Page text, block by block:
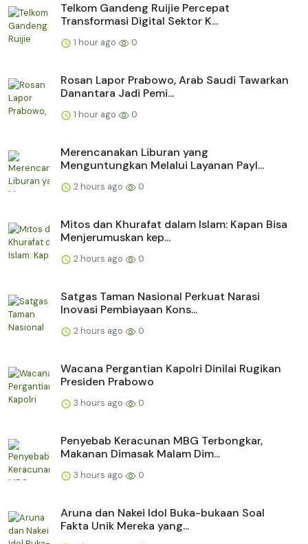
Telkom Gandeng Ruijie Percepat
Transformasi Digital Sektor K...
1 hour ago 0
Rosan Lapor Prabowo, Arab Saudi Tawarkan
Danantara Jadi Pemi...
1 hour ago 0
Merencanakan Liburan yang
Menguntungkan Melalui Layanan Payl...
2 hours ago 0
Mitos dan Khurafat dalam Islam: Kapan Bisa
Menjerumuskan kep...
2 hours ago 0
Satgas Taman Nasional Perkuat Narasi
Inovasi Pembiayaan Kons...
2 hours ago 0
Wacana Pergantian Kapolri Dinilai Rugikan
Presiden Prabowo
3 hours ago 0
Penyebab Keracunan MBG Terbongkar,
Makanan Dimasak Malam Dim...
3 hours ago 0
Aruna dan Nakei Idol Buka-bukaan Soal
Fakta Unik Mereka yang...